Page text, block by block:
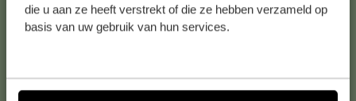
die u aan ze heeft verstrekt of die ze hebben verzameld op
basis van uw gebruik van hun services.
Sie sich bitte an unseren Kundenservice. Oder lesen Sie hier
die Antworten aufhäufig gestellte Fragen
kundenservice@dille-kamille.at